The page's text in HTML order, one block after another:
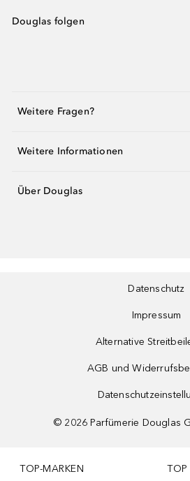
Douglas folgen
Weitere Fragen?
Weitere Informationen
Über Douglas
Datenschutz
Impressum
Alternative
AGB und
© 2026 Parfümerie Douglas
TOP-MARKEN TOP